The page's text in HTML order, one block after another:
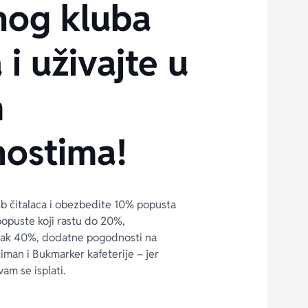
kluba
i uživajte u
čitalaca i obezbedite 10% popusta
koji rastu do 20%,
40%, dodatne pogodnosti na
i Bukmarker kafeterije – jer
se isplati.